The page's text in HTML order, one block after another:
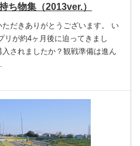
ち物集（2013ver.）
だきありがとうございます。 い
リが約4ヶ月後に迫ってきまし
されましたか？観戦準備は進ん